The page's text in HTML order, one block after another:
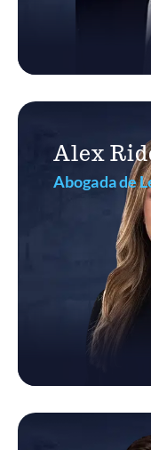
Alex
Abogada de